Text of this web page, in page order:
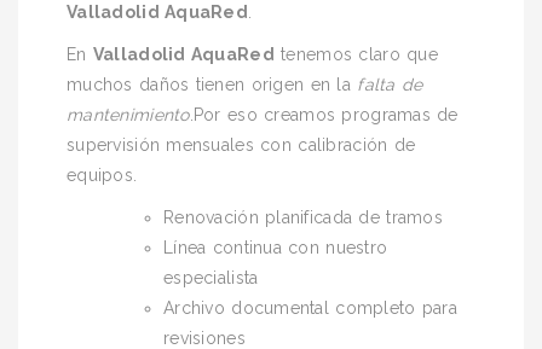
Valladolid AquaRed
En Valladolid AquaRed tenemos claro que
muchos daños tienen origen en la falta de
mantenimiento.Por eso creamos programas de
supervisión mensuales con calibración de
equipos.
Renovación planificada de tramos
Línea continua con nuestro
especialista
Archivo documental completo para
revisiones